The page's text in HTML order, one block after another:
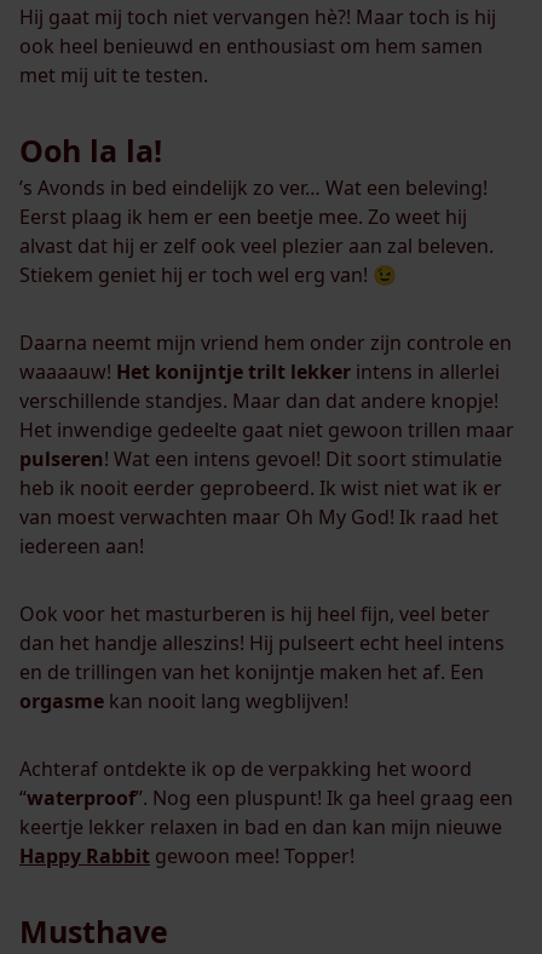
Hij gaat mij toch niet vervangen hè?! Maar toch is hij
ook heel benieuwd en enthousiast om hem samen
met mij uit te testen.
Ooh la la!
’s Avonds in bed eindelijk zo ver… Wat een beleving!
Eerst plaag ik hem er een beetje mee. Zo weet hij
alvast dat hij er zelf ook veel plezier aan zal beleven.
Stiekem geniet hij er toch wel erg van! 😉
Daarna neemt mijn vriend hem onder zijn controle en
waaaauw! Het konijntje trilt lekker intens in allerlei
verschillende standjes. Maar dan dat andere knopje!
Het inwendige gedeelte gaat niet gewoon trillen maar
pulseren! Wat een intens gevoel! Dit soort stimulatie
heb ik nooit eerder geprobeerd. Ik wist niet wat ik er
van moest verwachten maar Oh My God! Ik raad het
iedereen aan!
Ook voor het masturberen is hij heel fijn, veel beter
dan het handje alleszins! Hij pulseert echt heel intens
en de trillingen van het konijntje maken het af. Een
orgasme kan nooit lang wegblijven!
Achteraf ontdekte ik op de verpakking het woord
“waterproof”. Nog een pluspunt! Ik ga heel graag een
keertje lekker relaxen in bad en dan kan mijn nieuwe
Happy Rabbit gewoon mee! Topper!
Musthave